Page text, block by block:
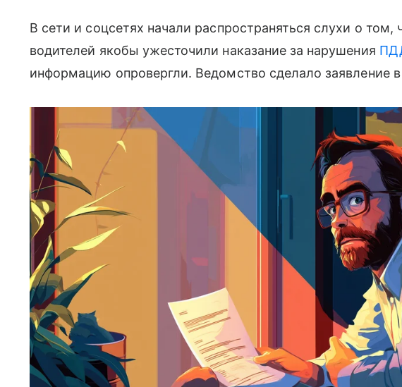
В сети и соцсетях начали распространяться слухи о том,
водителей якобы ужесточили наказание за нарушения
информацию опровергли. Ведомство сделало заявление